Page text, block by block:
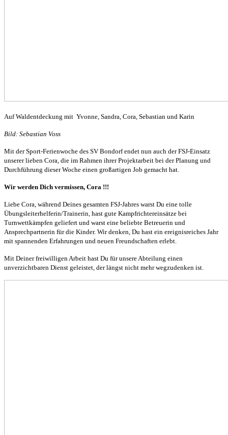
Auf Waldentdeckung mit Yvonne, Sandra, Cora, Sebastian und Karin
Bild: Sebastian Voss
Mit der Sport-Ferienwoche des SV Bondorf endet nun auch der FSJ-Einsatz
unserer lieben Cora, die im Rahmen ihrer Projektarbeit bei der Planung und
Durchführung dieser Woche einen großartigen Job gemacht hat.
Wir werden Dich vermissen, Cora !!!
Liebe Cora, während Deines gesamten FSJ-Jahres warst Du eine tolle
Übungsleiterhelferin/Trainerin, hast gute Kampfrichtereinsätze bei
Turnwettkämpfen geliefert und warst eine beliebte Betreuerin und
Ansprechpartnerin für die Kinder. Wir denken, Du hast ein ereignisreiches Jahr
mit spannenden Erfahrungen und neuen Freundschaften erlebt.
Mit Deiner freiwilligen Arbeit hast Du für unsere Abteilung einen
unverzichtbaren Dienst geleistet, der längst nicht mehr wegzudenken ist.